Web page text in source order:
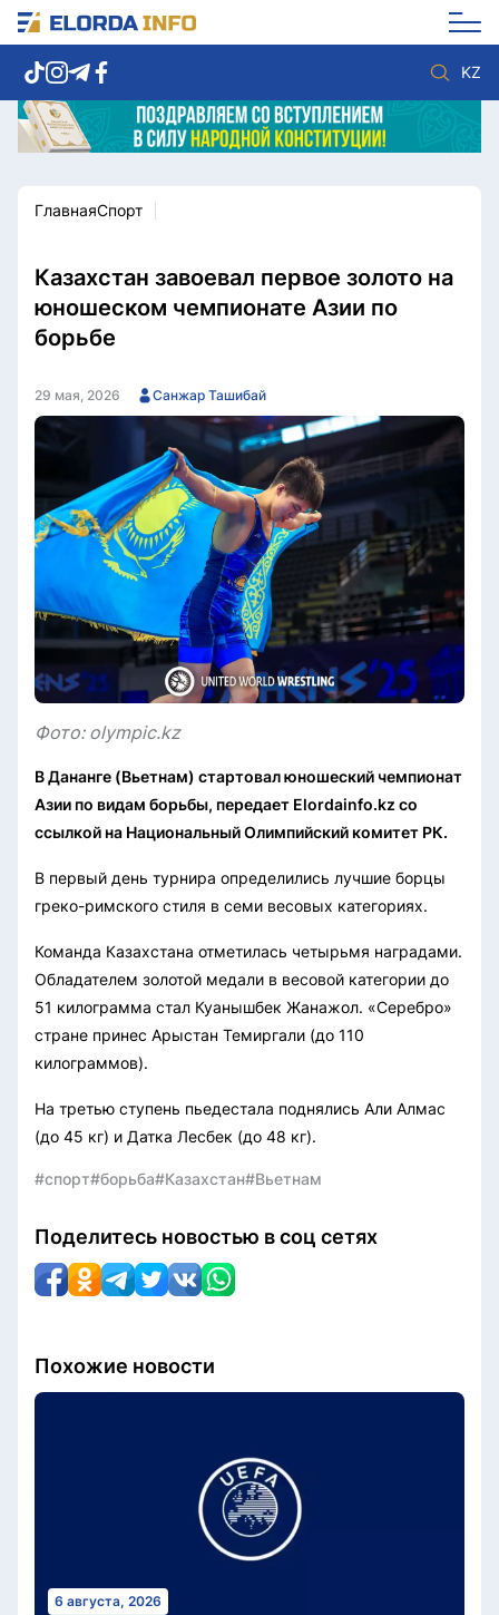
KZ
Новости столицы
Спорт
Культура
Видео
Мир
Послание
ГлавнаяСпорт
Казахстан завоевал первое золото на
юношеском чемпионате Азии по
борьбе
29 мая, 2026 Санжар Ташибай
Фото: olympic.kz
В Дананге (Вьетнам) стартовал юношеский чемпионат
Азии по видам борьбы, передает Elordainfo.kz со
ссылкой на Национальный Олимпийский комитет РК.
В первый день турнира определились лучшие борцы
греко-римского стиля в семи весовых категориях.
Команда Казахстана отметилась четырьмя наградами.
Обладателем золотой медали в весовой категории до
51 килограмма стал Куанышбек Жанажол. «Серебро»
стране принес Арыстан Темиргали (до 110
килограммов).
На третью ступень пьедестала поднялись Али Алмас
(до 45 кг) и Датка Лесбек (до 48 кг).
#спорт#борьба#Казахстан#Вьетнам
Поделитесь новостью в соц сетях
Похожие новости
6 августа, 2026